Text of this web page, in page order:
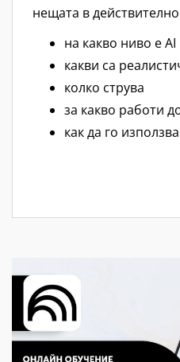
нещата в
на какво ниво е
какви са
колко струва
за какво работи
как да го